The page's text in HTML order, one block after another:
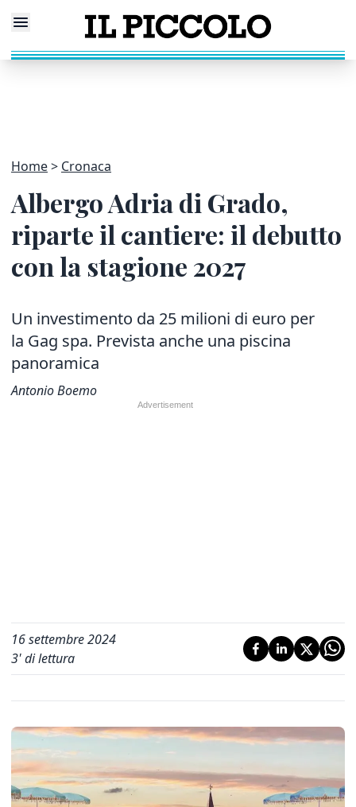
Home Cronaca
Albergo Adria di Grado,
riparte il cantiere: il debutto
con la stagione 2027
Un investimento da 25 milioni di euro per
la Gag spa. Prevista anche una piscina
panoramica
Antonio Boemo
16 settembre 2024
3' di lettura